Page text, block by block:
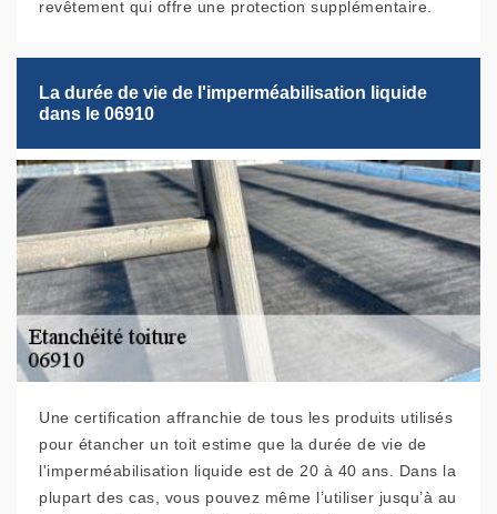
revêtement qui offre une protection supplémentaire.
La durée de vie de l'imperméabilisation liquide
dans le 06910
Une certification affranchie de tous les produits utilisés
pour étancher un toit estime que la durée de vie de
l'imperméabilisation liquide est de 20 à 40 ans. Dans la
plupart des cas, vous pouvez même l’utiliser jusqu’à au